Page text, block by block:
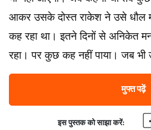
आकर उसके दोस्त राकेश ने उसे धौल
कह रहा था। इतने दिनों से अनिकेत
रहा। पर कुछ कह नहीं पाया। जब भी
मुफ्त पढ़ें
इस पुस्तक को साझा करें: